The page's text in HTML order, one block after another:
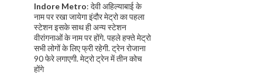
Indore Metro: देवी अहिल्याबाई के
नाम पर रखा जायेगा इंदौर मेट्रो का पहला
स्टेशन इसके साथ ही अन्य स्टेशन
वीरांगनाओं के नाम पर होंगे. पहले हफ्ते मेट्रो
सभी लोगों के लिए फ्री रहेगी. ट्रेन रोजाना
90 फेरे लगाएगी. मेट्रो ट्रेन में तीन कोच
होंगे